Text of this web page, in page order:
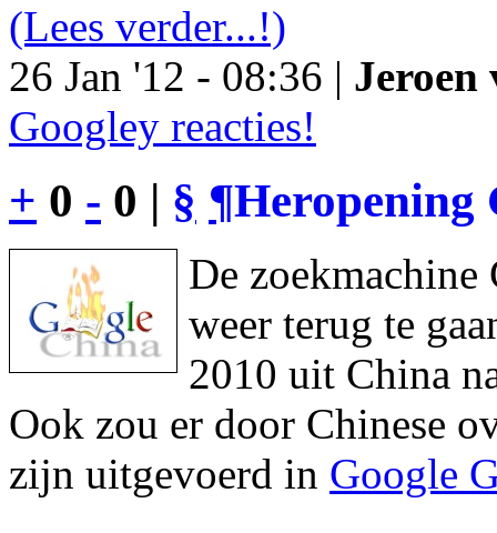
(Lees verder...!)
26 Jan '12 - 08:36 | Jeroen
Googley reacties!
+ 0 - 0 | § ¶Heropening
De
weer terug te
2010 uit China
Ook zou er door Chinese
zijn uitgevoerd in Google